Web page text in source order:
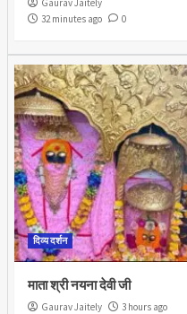
Gaurav Jaitely
32 minutes ago
0
दिव्य दर्शन
माता श्री नयना देवी जी
Gaurav Jaitely
3 hours ago